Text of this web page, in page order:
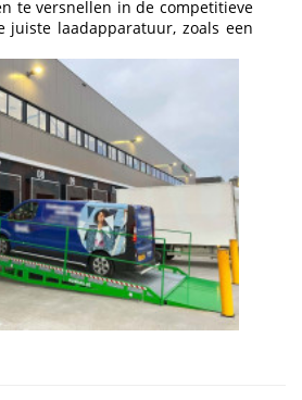
te versnellen in de competitieve
juiste laadapparatuur, zoals een